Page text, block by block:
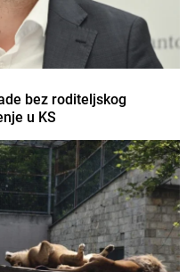
bez roditeljskog
u KS